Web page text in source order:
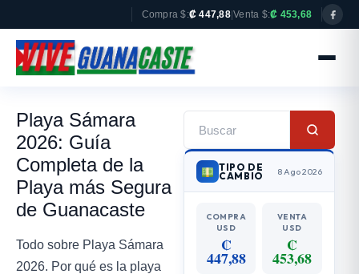
Compra $:₡ 447,88| Venta $:₡ 453,68
Playa Sámara
2026: Guía
Completa de la
Playa más Segura
de Guanacaste
Todo sobre Playa Sámara
2026. Por qué es la playa
TIPO DE
CAMBIO 8 Ago 2026
COMPRA
USD
₡
447,88
VENTA
USD
₡
453,68